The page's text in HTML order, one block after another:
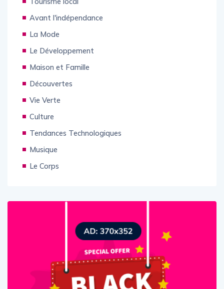
Avant l'indépendance
La Mode
Le Développement
Maison et Famille
Découvertes
Vie Verte
Culture
Tendances Technologiques
Musique
Le Corps